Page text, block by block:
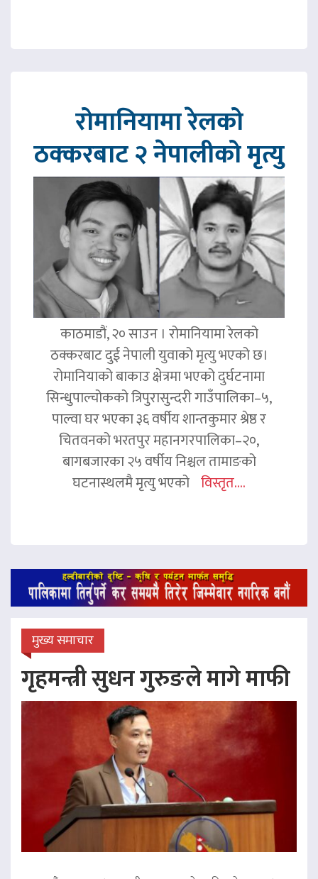
रोमानियामा रेलको
ठक्करबाट २ नेपालीको मृत्यु
काठमाडौं, २० साउन । रोमानियामा रेलको
ठक्करबाट दुई नेपाली युवाको मृत्यु भएको छ।
रोमानियाको बाकाउ क्षेत्रमा भएको दुर्घटनामा
सिन्धुपाल्चोकको त्रिपुरासुन्दरी गाउँपालिका–५,
पाल्वा घर भएका ३६ वर्षीय शान्तकुमार श्रेष्ठ र
चितवनको भरतपुर महानगरपालिका–२०,
बागबजारका २५ वर्षीय निश्चल तामाङको
घटनास्थलमै मृत्यु भएको विस्तृत....
मुख्य समाचार
गृहमन्त्री सुधन गुरुङले मागे माफी